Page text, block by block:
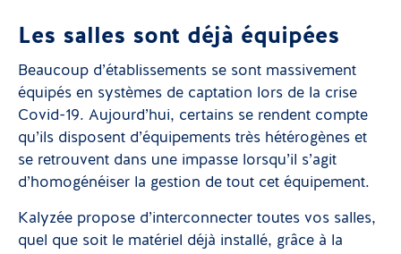
Les salles sont déjà équipées
Beaucoup d’établissements se sont massivement
équipés en systèmes de captation lors de la crise
Covid-19. Aujourd’hui, certains se rendent compte
qu’ils disposent d’équipements très hétérogènes et
se retrouvent dans une impasse lorsqu’il s’agit
d’homogénéiser la gestion de tout cet équipement.
Kalyzée propose d’interconnecter toutes vos salles,
quel que soit le matériel déjà installé, grâce à la